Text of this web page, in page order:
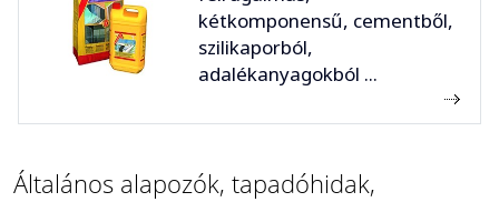
kétkomponensű, cementből,
szilikaporból,
adalékanyagokból ...
Általános alapozók, tapadóhidak,